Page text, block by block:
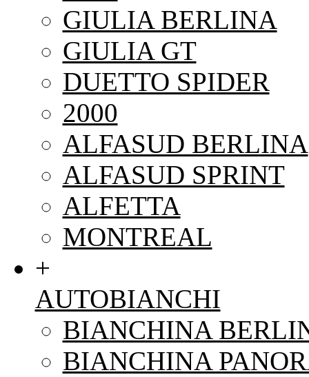
GIULIA BERLINA
GIULIA GT
DUETTO SPIDER
2000
ALFASUD BERLINA
ALFASUD SPRINT
ALFETTA
MONTREAL
+
AUTOBIANCHI
BIANCHINA
BIANCHINA